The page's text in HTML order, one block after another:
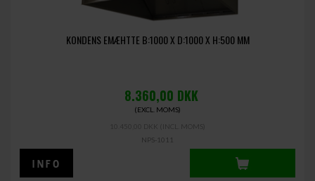
KONDENS EMÆHTTE B:1000 X D:1000 X H:500 MM
8.360,00 DKK
(EXCL. MOMS)
NPS-1011